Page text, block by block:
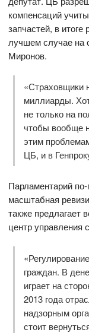
компенсаций
запчастей, в
лучшем случае на
Миронов.
«Страховщики
миллиарды.
не только на
чтобы вообще
этим
ЦБ, и в
Парламентарий
масштабная
также предлагает
центр управления
граждан. В
играет на
2013 года
надзорным
стоит